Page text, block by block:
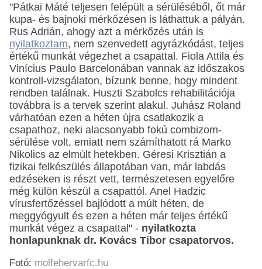
"Pátkai Máté teljesen felépült a sérüléséből, őt már
kupa- és bajnoki mérkőzésen is láthattuk a pályán.
Rus Adrián, ahogy azt a mérkőzés után is
nyilatkoztam, nem szenvedett agyrázkódást, teljes
értékű munkát végezhet a csapattal. Fiola Attila és
Vinícius Paulo Barcelonában vannak az időszakos
kontroll-vizsgálaton, bízunk benne, hogy mindent
rendben találnak. Huszti Szabolcs rehabilitációja
továbbra is a tervek szerint alakul. Juhász Roland
várhatóan ezen a héten újra csatlakozik a
csapathoz, neki alacsonyabb fokú combizom-
sérülése volt, emiatt nem számíthatott rá Marko
Nikolics az elmúlt hetekben. Géresi Krisztián a
fizikai felkészülés állapotában van, már labdás
edzéseken is részt vett, természetesen egyelőre
még külön készül a csapattól. Anel Hadzic
vírusfertőzéssel bajlódott a múlt héten, de
meggyógyult és ezen a héten már teljes értékű
munkát végez a csapattal" - nyilatkozta
honlapunknak dr. Kovács Tibor csapatorvos.
Fotó: molfehervarfc.hu